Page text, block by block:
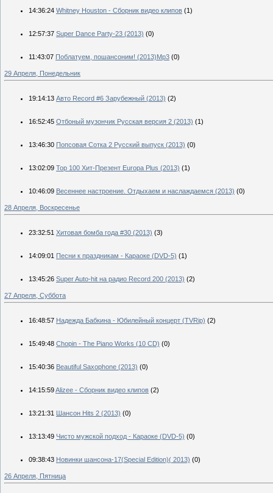
14:36:24 Whitney Houston - Сборник видео клипов (1)
12:57:37 Super Dance Party-23 (2013) (0)
11:43:07 Поблатуем, пошансоним! (2013)Mp3 (0)
29 Апреля, Понедельник
19:14:13 Авто Record #6 Зарубежный (2013) (2)
16:52:45 Отбоный музончик Русская версия 2 (2013) (1)
13:46:30 Попсовая Сотка 2 Русский выпуск (2013) (0)
13:02:09 Top 100 Хит-Презент Europa Plus (2013) (1)
10:46:09 Весеннее настроение. Отдыхаем и наслаждаемся (2013) (0)
28 Апреля, Воскресенье
23:32:51 Хитовая бомба года #30 (2013) (3)
14:09:01 Песни к праздникам - Караоке (DVD-5) (1)
13:45:26 Super Auto-hit на радио Record 200 (2013) (2)
27 Апреля, Суббота
16:48:57 Надежда Бабкина - Юбилейный концерт (TVRip) (2)
15:49:48 Chopin - The Piano Works (10 CD) (0)
15:40:36 Beautiful Saxophone (2013) (0)
14:15:59Alizee - Сборник видео клипов (2)
13:21:31 Шансон Hits 2 (2013) (0)
13:13:49 Чисто мужской подход - Караоке (DVD-5) (0)
09:38:43 Новинки шансона-17(Special Edition)( 2013) (0)
26 Апреля, Пятница